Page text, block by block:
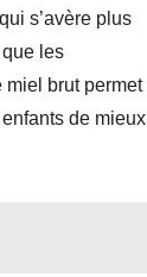
s’avère plus
les
miel brut permet
de mieux